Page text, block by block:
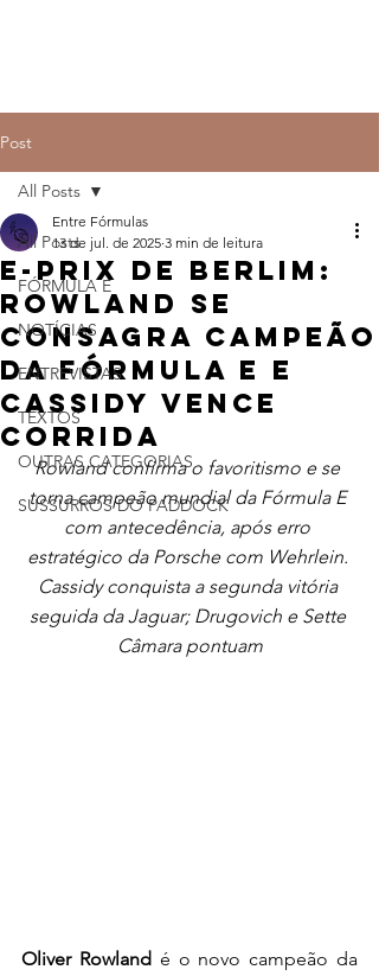
Post
All Posts
FÓRMULA E
NOTÍCIAS
ENTREVISTAS
TEXTOS
OUTRAS CATEGORIAS
SUSSURROS DO PADDOCK
All Posts
E-PRIX DE BERLIM:
Rowland se
consagra campeão
da Fórmula E e
Cassidy vence
corrida
Entre Fórmulas
13 de jul. de 2025 3 min de leitura
Rowland confirma o favoritismo e se
torna campeão mundial da Fórmula E
com antecedência, após erro
estratégico da Porsche com Wehrlein.
Cassidy conquista a segunda vitória
seguida da Jaguar; Drugovich e Sette
Câmara pontuam
Oliver Rowland